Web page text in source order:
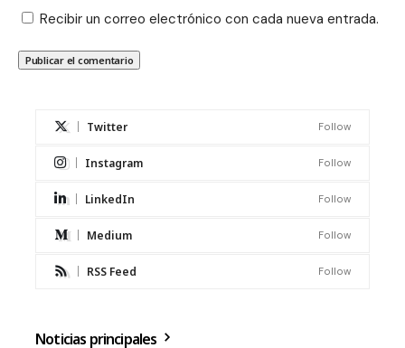
Recibir un correo electrónico con cada nueva entrada.
Twitter Follow
Instagram Follow
LinkedIn Follow
Medium Follow
RSS Feed Follow
Noticias principales